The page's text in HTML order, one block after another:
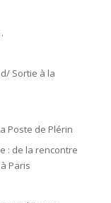
Sortie à la
Poste de Plérin
: de la rencontre
Paris